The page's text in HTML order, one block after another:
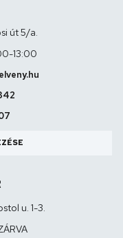
út 5/a.
13:00
u. 1-3.